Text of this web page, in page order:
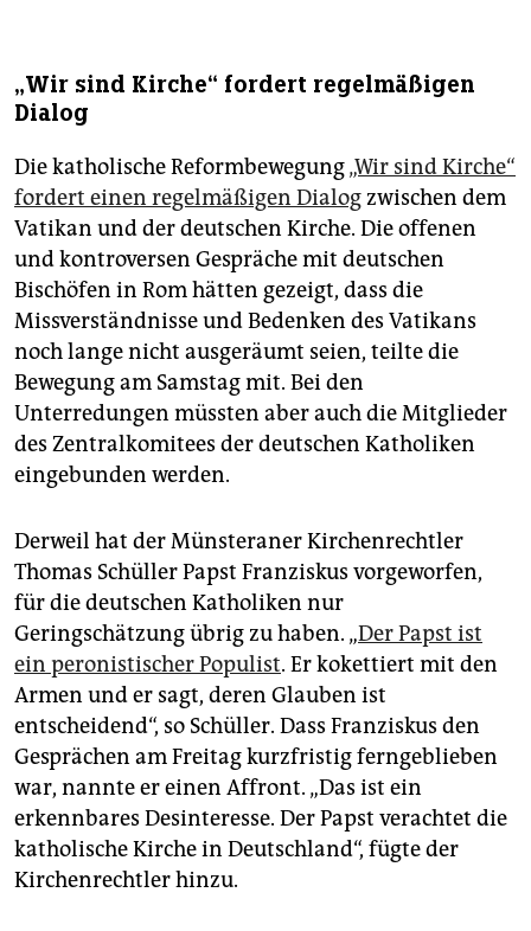
„Wir sind Kirche“ fordert regelmäßigen
Dialog
Die katholische Reformbewegung„Wir sind Kirche“
fordert einen regelmäßigen Dialogzwischen dem
Vatikan und der deutschen Kirche. Die offenen
und kontroversen Gespräche mit deutschen
Bischöfen in Rom hätten gezeigt, dass die
Missverständnisse und Bedenken des Vatikans
noch lange nicht ausgeräumt seien, teilte die
Bewegung am Samstag mit. Bei den
Unterredungen müssten aber auch die Mitglieder
des Zentralkomitees der deutschen Katholiken
eingebunden werden.
Derweil hat der Münsteraner Kirchenrechtler
Thomas Schüller Papst Franziskus vorgeworfen,
für die deutschen Katholiken nur
Geringschätzung übrig zu haben. „Der Papst ist
ein peronistischer Populist. Er kokettiert mit den
Armen und er sagt, deren Glauben ist
entscheidend“, so Schüller. Dass Franziskus den
Gesprächen am Freitag kurzfristig ferngeblieben
war, nannte er einen Affront. „Das ist ein
erkennbares Desinteresse. Der Papst verachtet die
katholische Kirche in Deutschland“, fügte der
Kirchenrechtler hinzu.